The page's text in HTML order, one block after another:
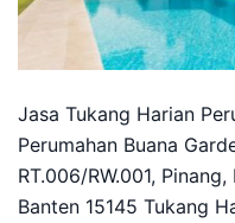
Jasa Tukang Harian
Perumahan Buana
RT.006/RW.001,
Banten 15145 Tukang